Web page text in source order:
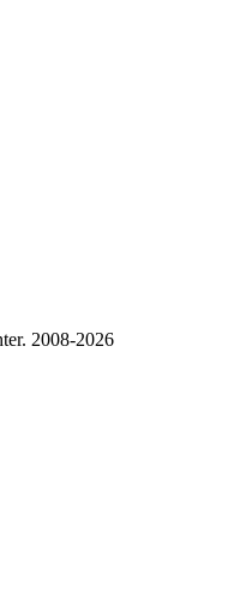
2008-2026